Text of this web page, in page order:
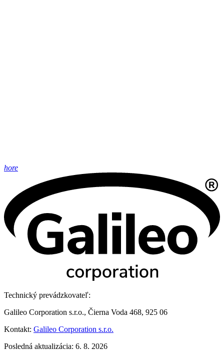
hore
Technický prevádzkovateľ:
Galileo Corporation s.r.o., Čierna Voda 468, 925 06
Kontakt: Galileo Corporation s.r.o.
Posledná aktualizácia: 6. 8. 2026